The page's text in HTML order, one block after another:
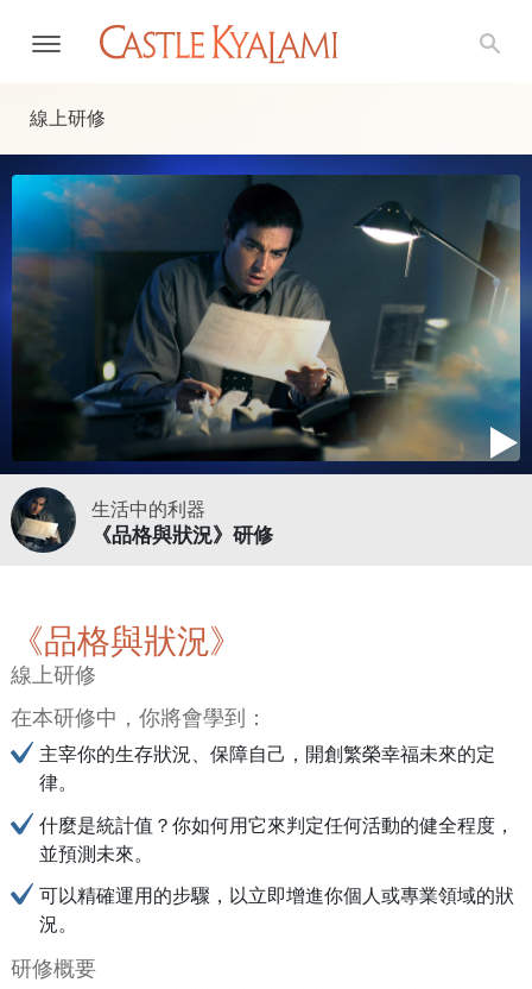
線上研修
生活中的利器
《品格與狀況》研修
《品格與狀況》
線上研修
在本研修中，你將會學到：
主宰你的生存狀況、保障自己，開創繁榮幸福未來的定
律。
什麼是統計值？你如何用它來判定任何活動的健全程度，
並預測未來。
可以精確運用的步驟，以立即增進你個人或專業領域的狀
況。
研修概要